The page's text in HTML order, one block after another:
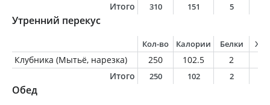
Итого
310 151 5
Утренний перекус
Кол-во Калории Белки
Клубника (Мытьё, нарезка) 250 102.5 2
Итого
250 102 2
Обед